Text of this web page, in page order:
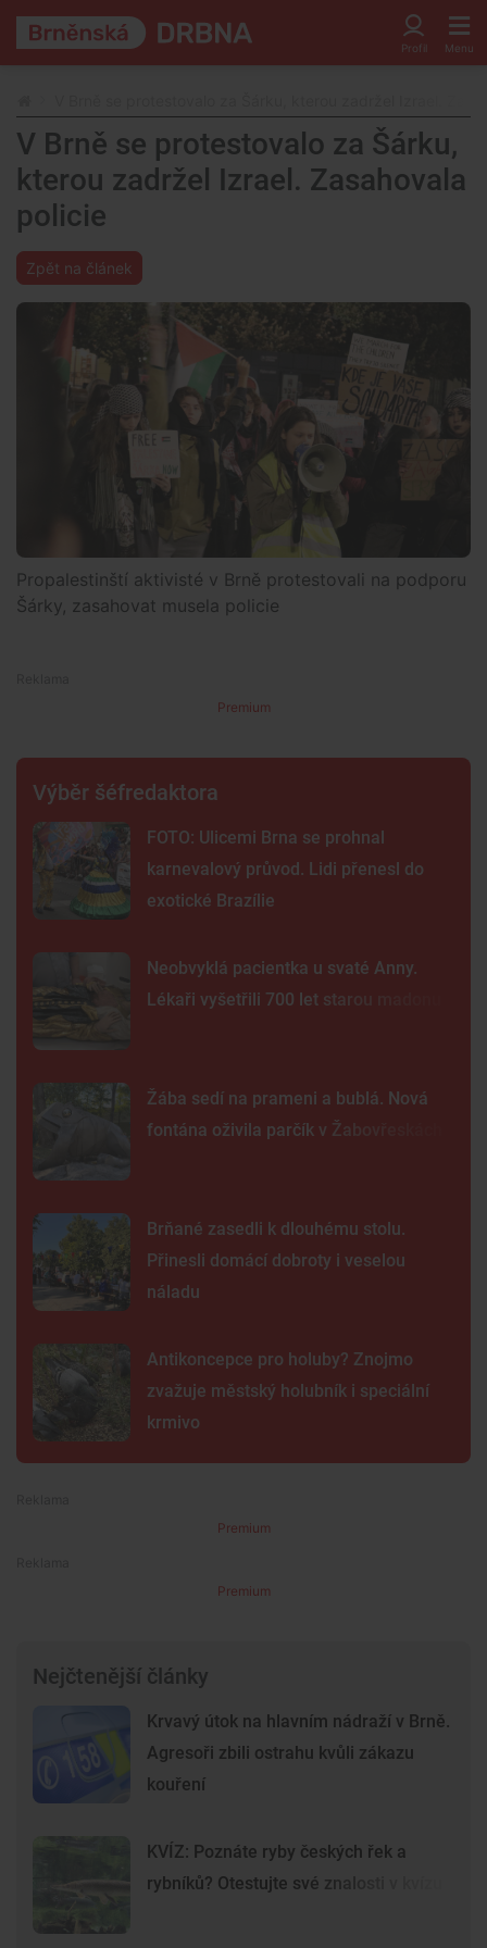
V Brně se protestovalo za Šárku,
kterou zadržel Izrael. Zasahovala
policie
Zpět na článek
Propalestinští aktivisté v Brně protestovali na podporu
Šárky, zasahovat musela policie
Premium
Výběr šéfredaktora
FOTO: Ulicemi Brna se prohnal
karnevalový průvod. Lidi přenesl do
exotické Brazílie
Neobvyklá pacientka u svaté Anny.
Lékaři vyšetřili 700 let starou madonu
Žába sedí na prameni a bublá. Nová
fontána oživila parčík v Žabovřeskách
Brňané zasedli k dlouhému stolu.
Přinesli domácí dobroty i veselou
náladu
Antikoncepce pro holuby? Znojmo
zvažuje městský holubník i speciální
krmivo
Premium
Premium
Nejčtenější články
Krvavý útok na hlavním nádraží v Brně.
Agresoři zbili ostrahu kvůli zákazu
kouření
KVÍZ: Poznáte ryby českých řek a
rybníků? Otestujte své znalosti v kvízu